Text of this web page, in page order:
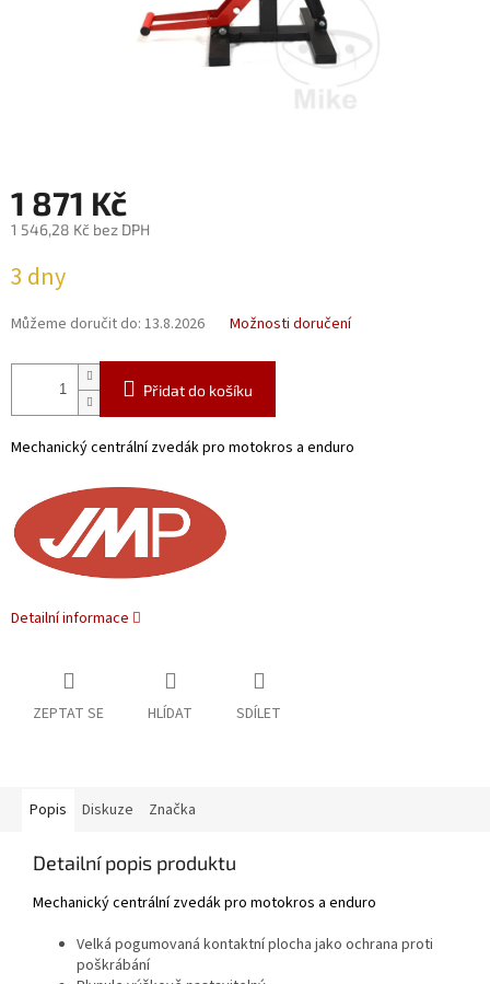
1 871 Kč
1 546,28 Kč bez DPH
cena:
3 dny
Můžeme doručit do: 13.8.2026 Možnosti doručení
Přidat do košíku
Mechanický centrální zvedák pro motokros a enduro
Detailní informace
ZEPTAT SE HLÍDAT SDÍLET
Popis Diskuze Značka
Detailní popis produktu
Mechanický centrální zvedák pro motokros a enduro
Velká pogumovaná kontaktní plocha jako ochrana proti
poškrábání